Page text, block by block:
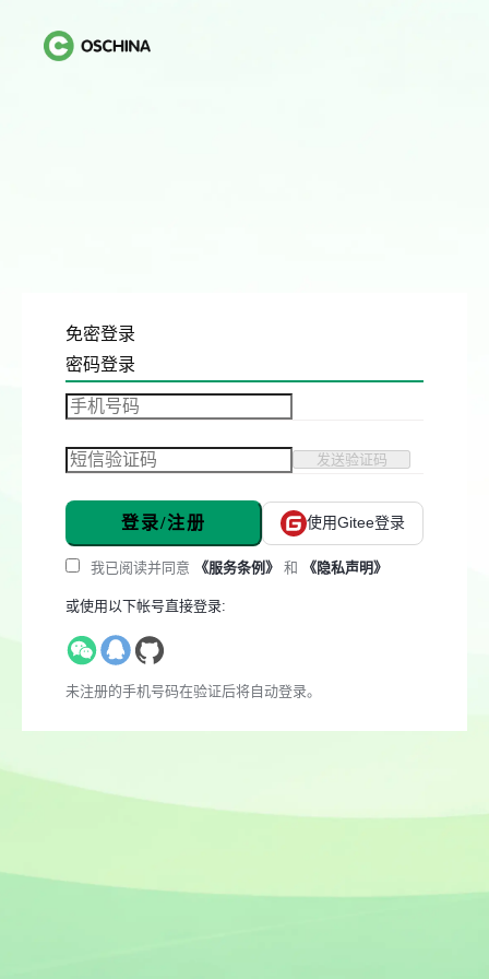
免密登录
密码登录
发送验证码
登录/注册 使用Gitee登录
我已阅读并同意 《服务条例》 和 《隐私声明》
或使用以下帐号直接登录:
未注册的手机号码在验证后将自动登录。